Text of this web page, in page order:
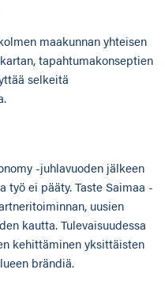
maakunnan yhteisen
tapahtumakonseptien
selkeitä
-juhlavuoden jälkeen
työ ei pääty. Taste Saimaa -
uusien
kautta. Tulevaisuudessa
kehittäminen yksittäisten
brändiä.